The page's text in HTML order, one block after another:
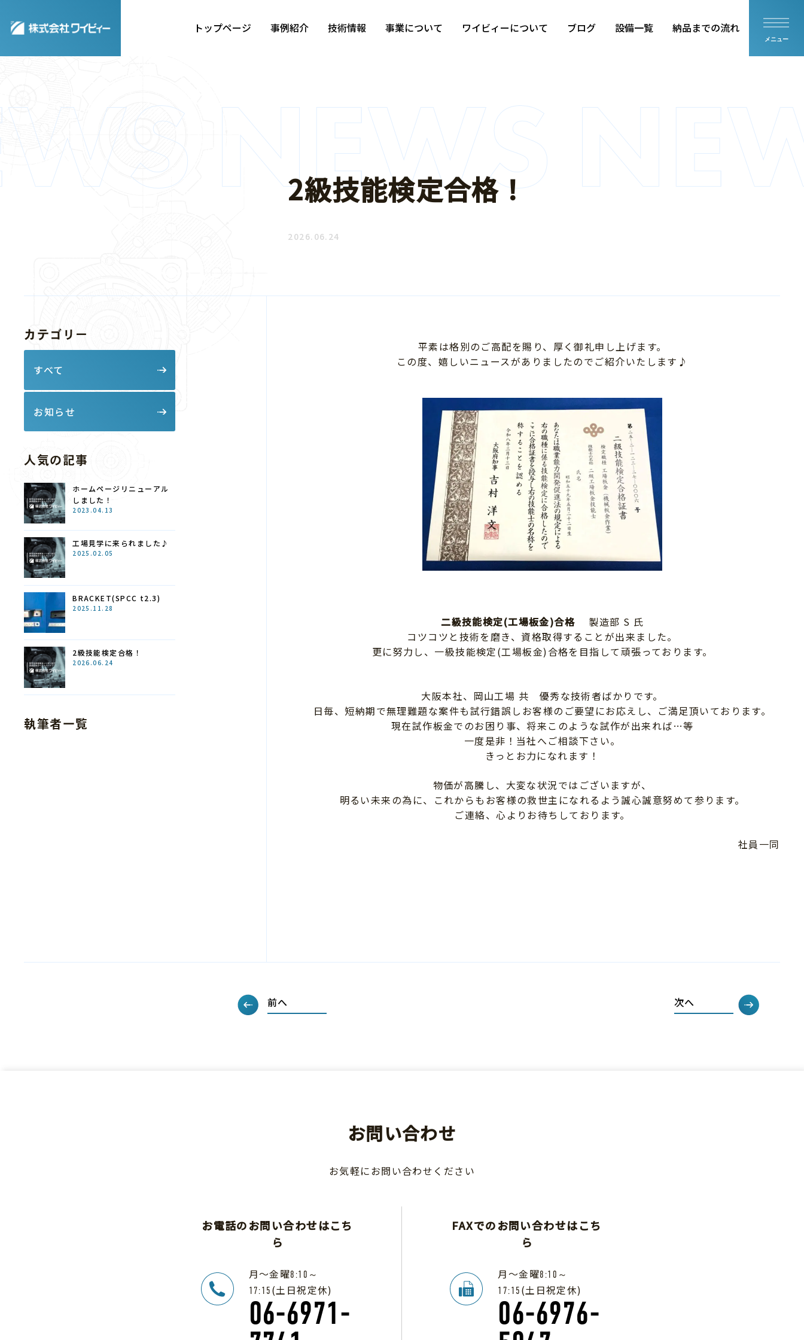
トップページ 事例紹介
事例紹介
CASE
STUDY
すべて 自動車部品 モーター部品
技術情報 事業について ワイビィーについて ブログ 設備一覧 納品までの流れ
メニュー
2級技能検定合格！
2026.06.24
平素は格別のご高配を賜り、厚く御礼申し上げます。
この度、嬉しいニュースがありましたのでご紹介いたします♪
二級技能検定(工場板金)合格
製造部 S 氏
コツコツと技術を磨き、資格取得することが出来ました。
更に努力し、一級技能検定(工場板金)合格を目指して頑張っております。
大阪本社、岡山工場 共 優秀な技術者ばかりです。
日毎、短納期で無理難題な案件も試行錯誤しお客様のご要望にお応えし、ご満足頂いております。
現在試作板金でのお困り事、将来このような試作が出来れば…等
一度是非！当社へご相談下さい。
きっとお力になれます！
物価が高騰し、大変な状況ではございますが、
明るい未来の為に、これからもお客様の救世主になれるよう誠心誠意努めて参ります。
ご連絡、心よりお待ちしております。
社員一同
カテゴリー
すべて
お知らせ
人気の記事
ホームページリニューアル
しました！
2023.04.13
工場見学に来られました♪
2025.02.05
BRACKET(SPCC t2.3)
2025.11.28
2級技能検定合格！
2026.06.24
執筆者一覧
前へ 次へ
お問い合わせ
お気軽にお問い合わせください
お電話のお問い合わせはこち
ら
月～金曜8:10～
17:15 (土日祝定休)
06-6971-
FAXでのお問い合わせはこち
ら
月～金曜8:10～
17:15 (土日祝定休)
06-6976-